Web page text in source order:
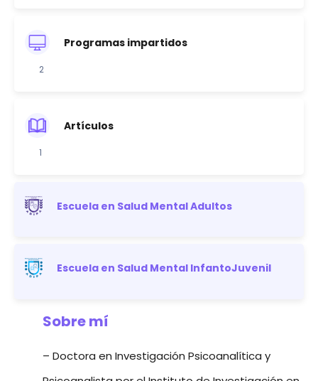
Programas impartidos
2
Artículos
1
Escuela en Salud Mental Adultos
Escuela en Salud Mental InfantoJuvenil
Sobre mí
– Doctora en Investigación Psicoanalítica y